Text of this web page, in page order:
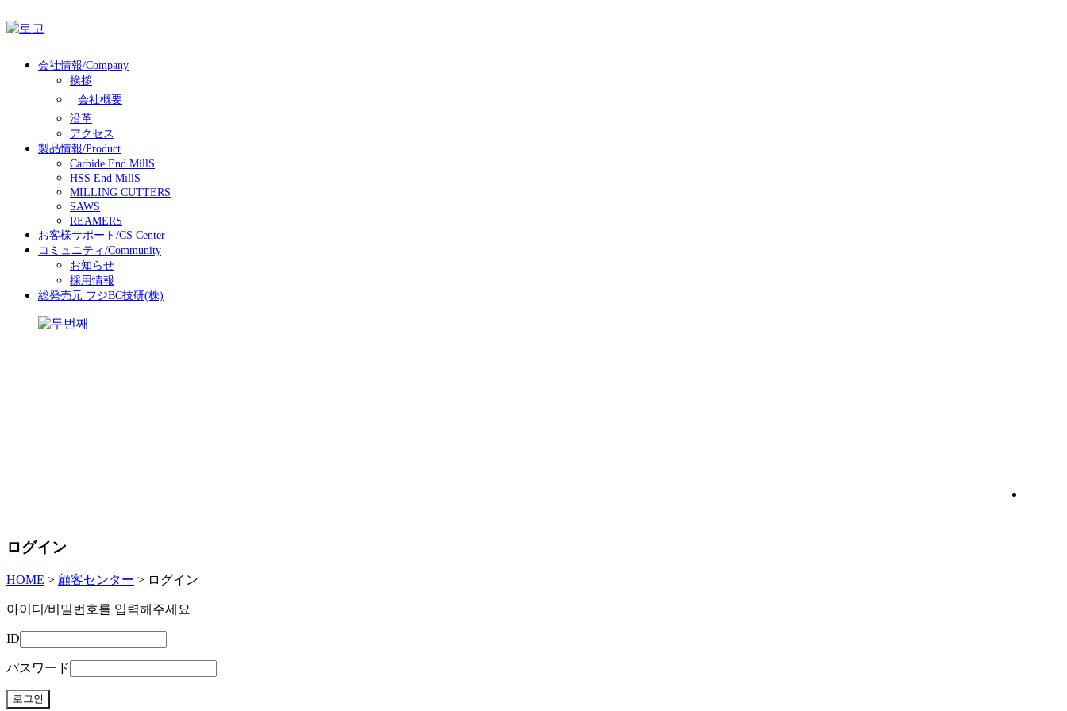
会社情報/Company
挨拶
会社概要
沿革
アクセス
製品情報/Product
Carbide End MillS
HSS End MillS
MILLING CUTTERS
SAWS
REAMERS
お客様サポート/CS Center
コミュニティ/Community
お知らせ
採用情報
総発売元 フジBC技研(株)
ログイン
HOME > 顧客センター > ログイン
아이디/비밀번호를 입력해주세요
ID
パスワード